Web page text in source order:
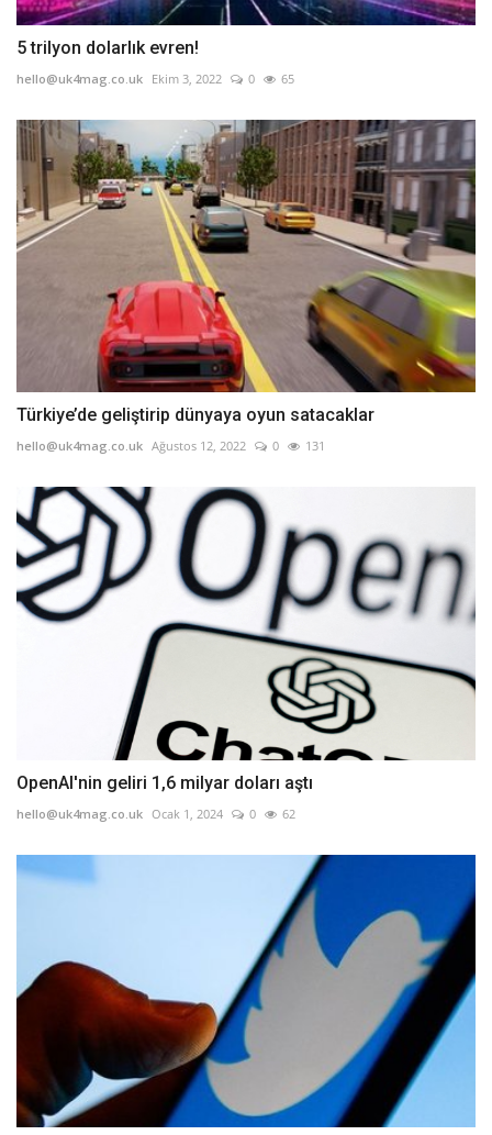
5 trilyon dolarlık evren!
hello@uk4mag.co.uk Ekim 3, 2022 0 65
Türkiye’de geliştirip dünyaya oyun satacaklar
hello@uk4mag.co.uk Ağustos 12, 2022 0 131
OpenAI'nin geliri 1,6 milyar doları aştı
hello@uk4mag.co.uk Ocak 1, 2024 0 62